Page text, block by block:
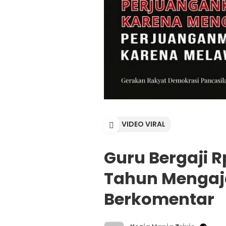
VIDEO VIRAL
Guru Bergaji
Tahun
Berkomentar